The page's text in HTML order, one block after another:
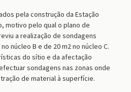
pela construção da Estação
motivo pelo qual o plano de
a realização de sondagens
núcleo B e de 20 m2 no núcleo C.
do sítio e da afectação
sondagens nas zonas onde
de material à superfície.